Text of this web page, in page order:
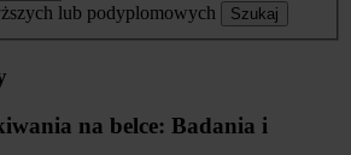
lub podyplomowych
Szukaj
na belce: Badania i